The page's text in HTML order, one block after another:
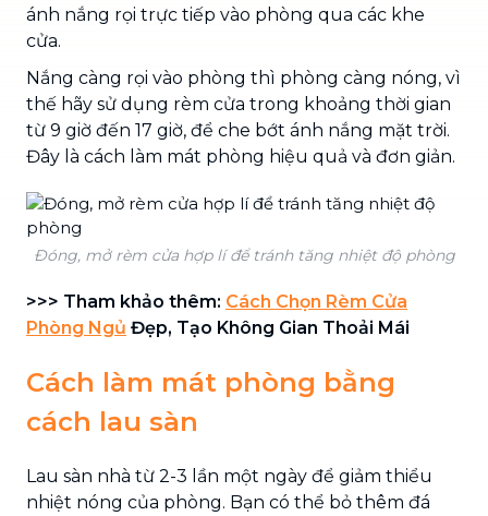
ánh nắng rọi trực tiếp vào phòng qua các khe
cửa.
Nắng càng rọi vào phòng thì phòng càng nóng, vì
thế hãy sử dụng rèm cửa trong khoảng thời gian
từ 9 giờ đến 17 giờ, để che bớt ánh nắng mặt trời.
Đây là cách làm mát phòng hiệu quả và đơn giản.
Đóng, mở rèm cửa hợp lí để tránh tăng nhiệt độ phòng
>>> Tham khảo thêm: Cách Chọn Rèm Cửa
Phòng Ngủ Đẹp, Tạo Không Gian Thoải Mái
Cách làm mát phòng bằng
cách lau sàn
Lau sàn nhà từ 2-3 lần một ngày để giảm thiểu
nhiệt nóng của phòng. Bạn có thể bỏ thêm đá